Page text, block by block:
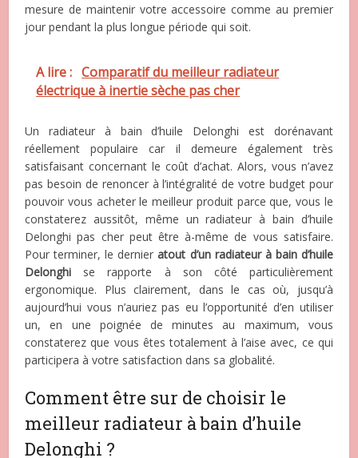
mesure de maintenir votre accessoire comme au premier
jour pendant la plus longue période qui soit.
A lire : Comparatif du meilleur radiateur
électrique à inertie sèche pas cher
Un radiateur à bain d’huile Delonghi est dorénavant
réellement populaire car il demeure également très
satisfaisant concernant le coût d’achat. Alors, vous n’avez
pas besoin de renoncer à l’intégralité de votre budget pour
pouvoir vous acheter le meilleur produit parce que, vous le
constaterez aussitôt, même un radiateur à bain d’huile
Delonghi pas cher peut être à-même de vous satisfaire.
Pour terminer, le dernieratout d’un radiateur à bain d’huile
Delonghi se rapporte à son côté particulièrement
ergonomique. Plus clairement, dans le cas où, jusqu’à
aujourd’hui vous n’auriez pas eu l’opportunité d’en utiliser
un, en une poignée de minutes au maximum, vous
constaterez que vous êtes totalement à l’aise avec, ce qui
participera à votre satisfaction dans sa globalité.
Comment être sur de choisir le
meilleur radiateur à bain d’huile
Delonghi ?